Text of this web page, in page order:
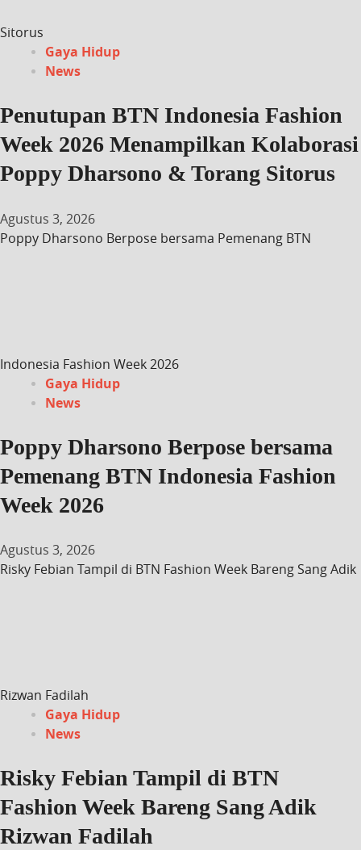
Sitorus
Gaya Hidup
News
Penutupan BTN Indonesia Fashion
Week 2026 Menampilkan Kolaborasi
Poppy Dharsono & Torang Sitorus
Agustus 3, 2026
Poppy Dharsono Berpose bersama Pemenang BTN
Indonesia Fashion Week 2026
Gaya Hidup
News
Poppy Dharsono Berpose bersama
Pemenang BTN Indonesia Fashion
Week 2026
Agustus 3, 2026
Risky Febian Tampil di BTN Fashion Week Bareng Sang Adik
Rizwan Fadilah
Gaya Hidup
News
Risky Febian Tampil di BTN
Fashion Week Bareng Sang Adik
Rizwan Fadilah